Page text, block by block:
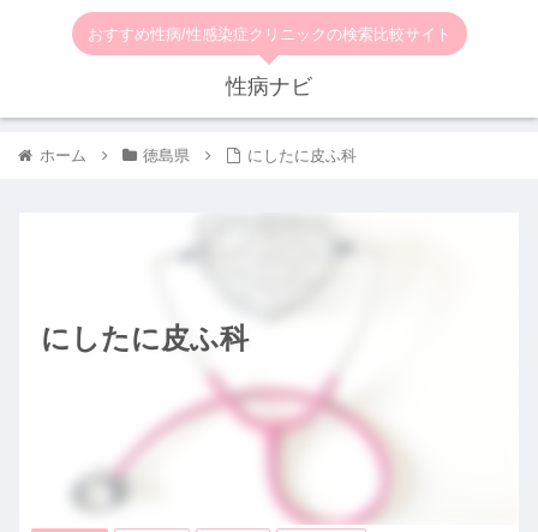
おすすめ性病/性感染症クリニックの検索比較サイト
性病ナビ
ホーム 徳島県 にしたに皮ふ科
にしたに皮ふ科